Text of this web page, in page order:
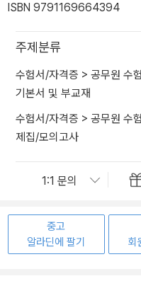
ISBN 9791169664394
주제분류
수험서/자격증 > 공무원 수
기본서 및 부교재
수험서/자격증 > 공무원 수
제집/모의고사
중고
알라딘에 팔기
회